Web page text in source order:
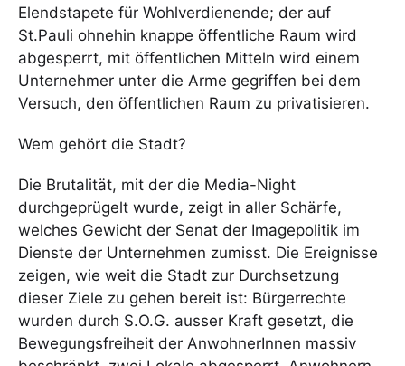
Elendstapete für Wohlverdienende; der auf
St.Pauli ohnehin knappe öffentliche Raum wird
abgesperrt, mit öffentlichen Mitteln wird einem
Unternehmer unter die Arme gegriffen bei dem
Versuch, den öffentlichen Raum zu privatisieren.
Wem gehört die Stadt?
Die Brutalität, mit der die Media-Night
durchgeprügelt wurde, zeigt in aller Schärfe,
welches Gewicht der Senat der Imagepolitik im
Dienste der Unternehmen zumisst. Die Ereignisse
zeigen, wie weit die Stadt zur Durchsetzung
dieser Ziele zu gehen bereit ist: Bürgerrechte
wurden durch S.O.G. ausser Kraft gesetzt, die
Bewegungsfreiheit der AnwohnerInnen massiv